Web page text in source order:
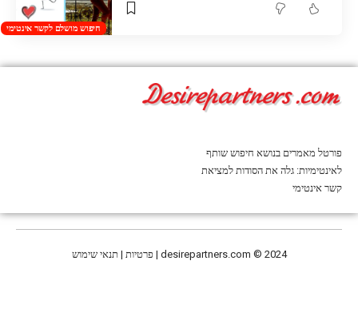
חיפוש מושלם לקשר אינטימי
פורטל מאמרים בנושא חיפוש שותף
לאינטימיות: גלה את הסודות למציאת
קשר אינטימי
desirepartners.com© 2024 | פרטיות | תנאי שימוש